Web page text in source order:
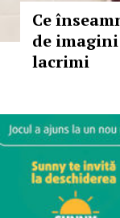
Ce
de imagini
lacrimi